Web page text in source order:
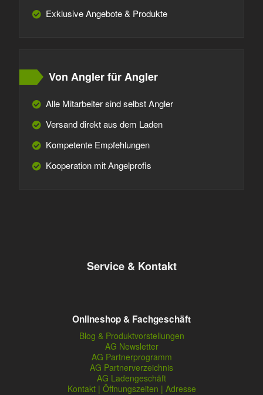
Exklusive Angebote & Produkte
Von Angler für Angler
Alle Mitarbeiter sind selbst Angler
Versand direkt aus dem Laden
Kompetente Empfehlungen
Kooperation mit Angelprofis
Service & Kontakt
Onlineshop & Fachgeschäft
Blog & Produktvorstellungen
AG Newsletter
AG Partnerprogramm
AG Partnerverzeichnis
AG Ladengeschäft
Kontakt | Öffnungszeiten | Adresse